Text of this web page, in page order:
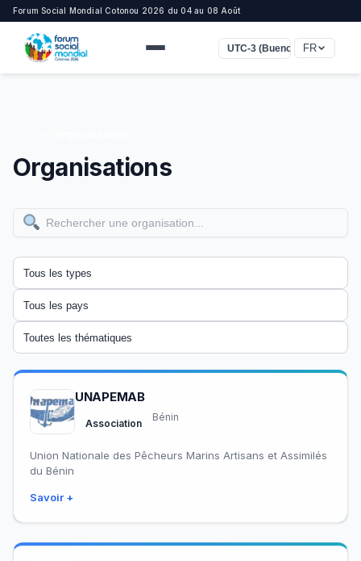
Forum Social Mondial Cotonou 2026 du 04 au 08 Août
UTC-3 (Buenos Aires, São
FR
Organisations
UNAPEMAB
Association
Bénin
Union Nationale des Pêcheurs Marins Artisans et Assimilés
du Bénin
Savoir +